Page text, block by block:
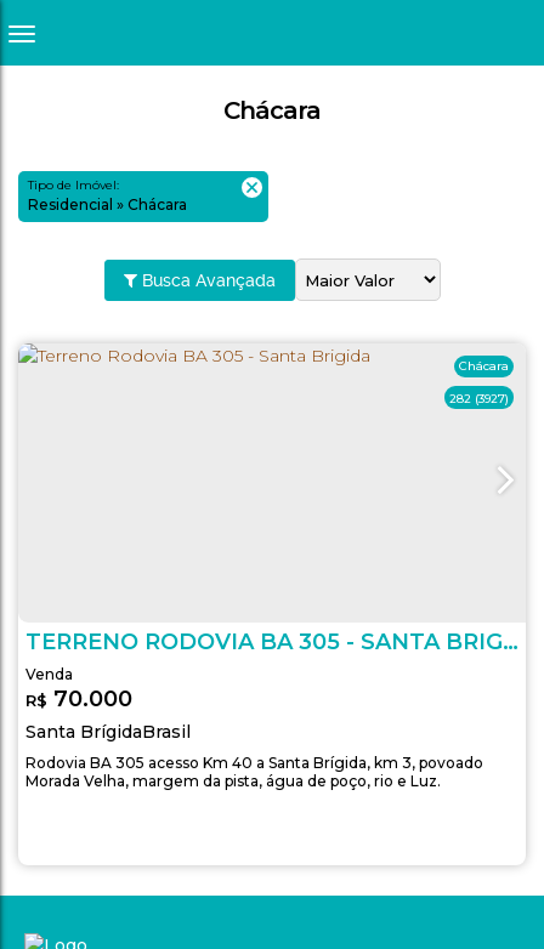
Chácara
Tipo de Imóvel:
Residencial » Chácara
Busca Avançada
282 (3927)
Chácara
TERRENO RODOVIA BA 305 - SANTA BRIGIDA
R$ 70.000
Santa BrígidaBrasil
Rodovia BA 305 acesso Km 40 a Santa Brígida, km 3, povoado
Morada Velha, margem da pista, água de poço, rio e Luz.